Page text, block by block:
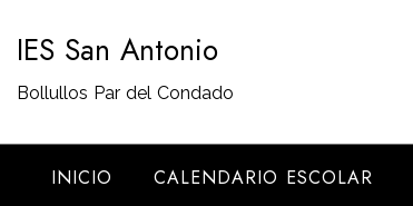
contenido
IES San Antonio
Bollullos Par del Condado
INICIO CALENDARIO ESCOLAR